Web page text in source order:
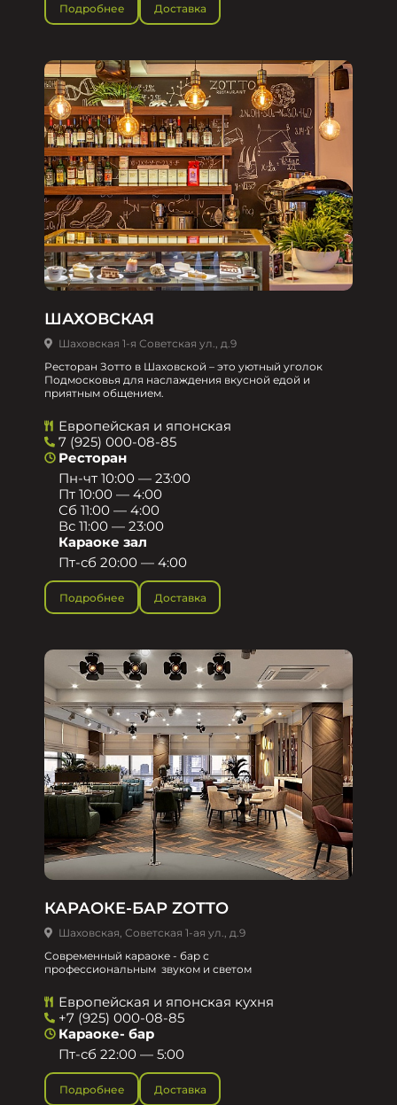
Подробнее Доставка
ШАХОВСКАЯ
Шаховская 1-я Советская ул., д.9
Ресторан Зотто в Шаховской – это уютный уголок
Подмосковья для наслаждения вкусной едой и
приятным общением.​
Европейская и японская
7 (925) 000-08-85
Ресторан
Пн-чт 10:00 — 23:00
Пт 10:00 — 4:00
Сб 11:00 — 4:00
Вс 11:00 — 23:00
Караоке зал
Пт-сб 20:00 — 4:00
Подробнее Доставка
КАРАОКЕ-БАР ZOTTO
Шаховская, Советская 1-ая ул., д.9
Современный караоке - бар с
профессиональным звуком и светом
Европейская и японская кухня
+7 (925) 000-08-85
Караоке- бар
Пт-сб 22:00 — 5:00
Подробнее Доставка